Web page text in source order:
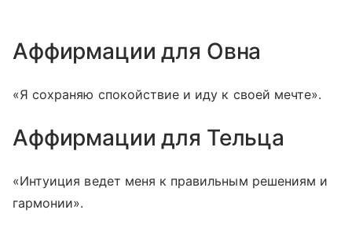
Аффирмации для Овна
«Я сохраняю спокойствие и иду к своей мечте».
Аффирмации для Тельца
«Интуиция ведет меня к правильным решениям и
гармонии».